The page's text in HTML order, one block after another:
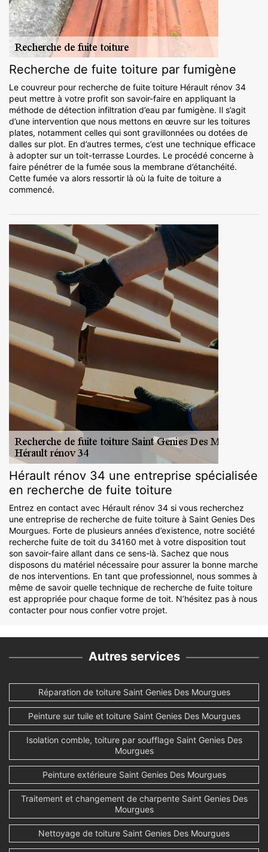
Recherche de fuite toiture par fumigène
Le couvreur pour recherche de fuite toiture Hérault rénov 34
peut mettre à votre profit son savoir-faire en appliquant la
méthode de détection infiltration d’eau par fumigène. Il s’agit
d’une intervention que nous mettons en œuvre sur les toitures
plates, notamment celles qui sont gravillonnées ou dotées de
dalles sur plot. En d’autres termes, c’est une technique efficace
à adopter sur un toit-terrasse Lourdes. Le procédé concerne à
faire pénétrer de la fumée sous la membrane d’étanchéité.
Cette fumée va alors ressortir là où la fuite de toiture a
commencé.
Hérault rénov 34 une entreprise spécialisée
en recherche de fuite toiture
Entrez en contact avec Hérault rénov 34 si vous recherchez
une entreprise de recherche de fuite toiture à Saint Genies Des
Mourgues. Forte de plusieurs années d’existence, notre société
recherche fuite de toit du 34160 met à votre disposition tout
son savoir-faire allant dans ce sens-là. Sachez que nous
disposons du matériel nécessaire pour assurer la bonne marche
de nos interventions. En tant que professionnel, nous sommes à
même de savoir quelle technique de recherche de fuite toiture
est appropriée pour chaque forme de toit. N’hésitez pas à nous
contacter pour nous confier votre projet.
Autres services
Réparation de toiture Saint Genies Des Mourgues
Peinture sur tuile et toiture Saint Genies Des Mourgues
Isolation comble, toiture par soufflage Saint Genies Des
Mourgues
Peinture extérieure Saint Genies Des Mourgues
Traitement et changement de charpente Saint Genies Des
Mourgues
Nettoyage de toiture Saint Genies Des Mourgues